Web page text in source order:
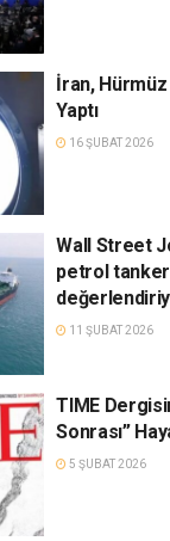
İran, Hürmüz
Yaptı
16 ŞUBAT 2026
Wall Street
petrol
11 ŞUBAT 2026
TIME
Sonrası”
5 ŞUBAT 2026